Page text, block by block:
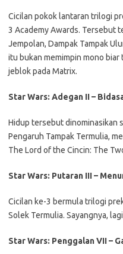
Cicilan pokok lantaran trilogi
3 Academy Awards. Tersebut
Jempolan, Dampak Tampak
itu bukan memimpin mono
jeblok pada Matrix.
Star Wars: Adegan II –
Hidup tersebut dinominasikan
Pengaruh Tampak Termulia,
The Lord of the Cincin: The
Star Wars: Putaran III –
Cicilan ke-3 bermula trilogi
Solek Termulia. Sayangnya,
Star Wars: Penggalan VII –